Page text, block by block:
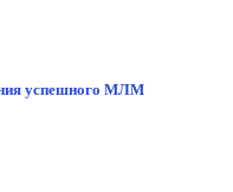
успешного МЛМ